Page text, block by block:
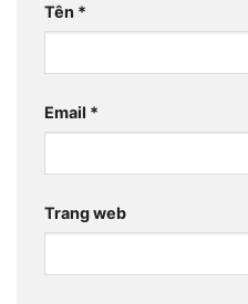
Tên *
Email *
Trang web